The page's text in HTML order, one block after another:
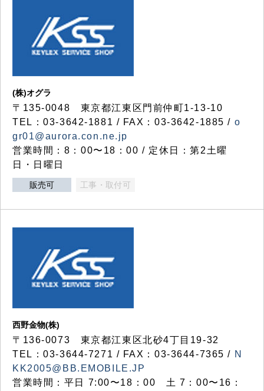
(株)オグラ
〒135-0048 東京都江東区門前仲町1-13-10
TEL：03-3642-1881 / FAX：03-3642-1885 / o
gr01@aurora.con.ne.jp
営業時間：8：00〜18：00 / 定休日：第2土曜
日・日曜日
販売可 工事・取付可
西野金物(株)
〒136-0073 東京都江東区北砂4丁目19-32
TEL：03‐3644‐7271 / FAX：03-3644-7365 / N
KK2005@BB.EMOBILE.JP
営業時間：平日 7:00〜18：00 土 7：00〜16：